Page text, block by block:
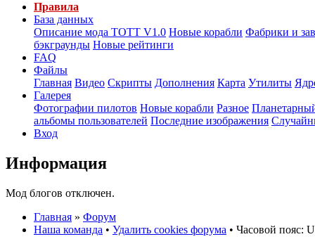
Правила
База данных
Описание мода ТОТТ V1.0 Новые корабли Фабрики и
бэкграунды Новые рейтинги
FAQ
Файлы
Главная Видео Скрипты Дополнения Карта Утилиты
Галерея
Фотографии пилотов Новые корабли Разное
альбомы пользователей Последние изображения
Вход
Информация
Мод блогов отключен.
Главная » Форум
Наша команда • Удалить cookies форума • Часовой пояс: